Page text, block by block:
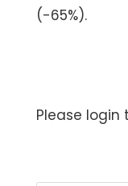
(-65%).
Please